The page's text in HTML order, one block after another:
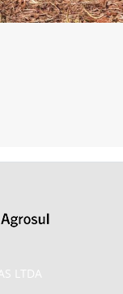
LTDA